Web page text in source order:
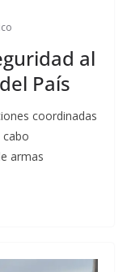
al
País
coordinadas
cabo
armas